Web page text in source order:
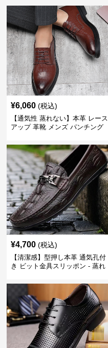
¥6,060 (税込)
【通気性 蒸れない】本革 レース
アップ 革靴 メンズ パンチング
い 営業
¥4,700 (税込)
【清潔感】型押し本革 通気孔付
き ビット金具スリッポン - 蒸れ